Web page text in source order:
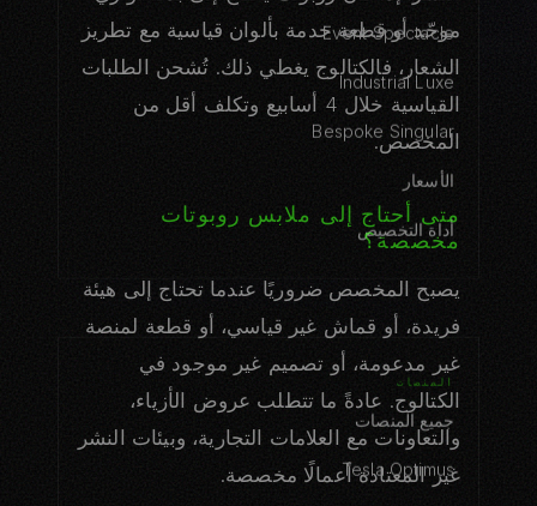
موحّد أو قطعة خدمة بألوان قياسية مع تطريز
الشعار، فالكتالوج يغطي ذلك. تُشحن الطلبات
القياسية خلال 4 أسابيع وتكلف أقل من
المخصص.
متى أحتاج إلى ملابس روبوتات
مخصصة؟
يصبح المخصص ضروريًا عندما تحتاج إلى هيئة
فريدة، أو قماش غير قياسي، أو قطعة لمنصة
غير مدعومة، أو تصميم غير موجود في
الكتالوج. عادةً ما تتطلب عروض الأزياء،
والتعاونات مع العلامات التجارية، وبيئات النشر
غير المعتادة أعمالًا مخصصة.
Event Spectacle
Industrial Luxe
Bespoke Singular
الأسعار
أداة التخصيص
المنصات
جميع المنصات
Tesla Optimus